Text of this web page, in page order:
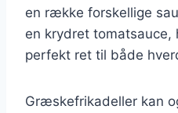
en række forskellige
en krydret tomatsauce,
perfekt ret til både
Græskefrikadeller kan